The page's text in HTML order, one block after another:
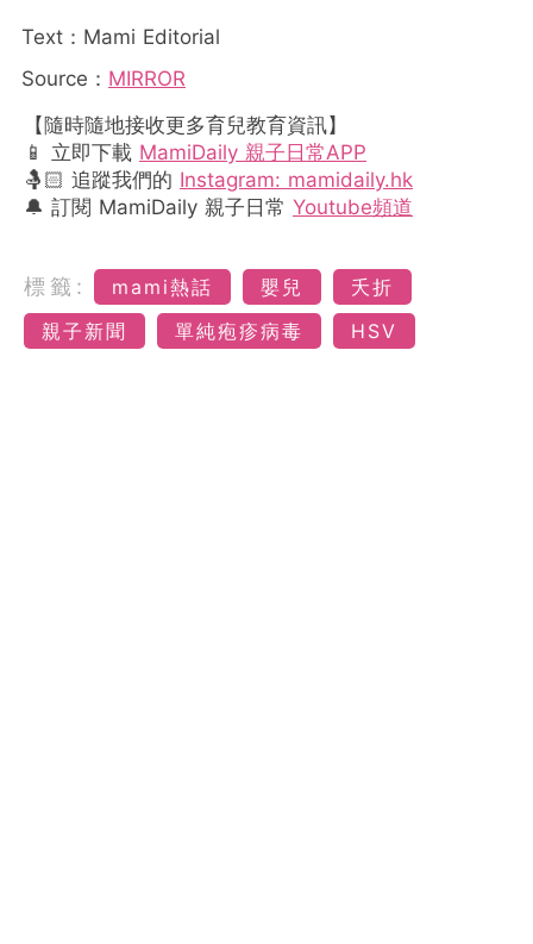
Text：Mami Editorial
Source： MIRROR
【隨時隨地接收更多育兒教育資訊】
📱 立即下載 MamiDaily 親子日常APP
🤱🏻 追蹤我們的 Instagram: mamidaily.hk
🔔 訂閱 MamiDaily 親子日常 Youtube頻道
標籤: mami熱話 嬰兒
夭折
親子新聞
單純疱疹病毒 HSV